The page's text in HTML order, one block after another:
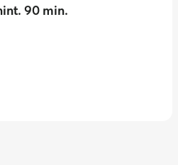
90 min.